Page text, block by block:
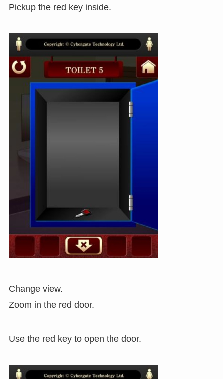
Pickup the red key inside.
Change view.
Zoom in the red door.
Use the red key to open the door.